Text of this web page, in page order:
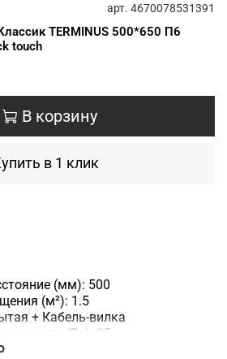
арт. 4670078531391
TERMINUS 500*650 П6
touch
В корзину
в 1 клик
(мм): 500
(м²): 1.5
+ Кабель-вилка
(Вт): 95
131